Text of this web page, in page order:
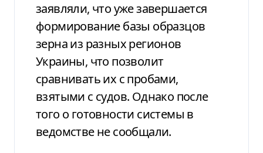
заявляли, что уже завершается
формирование базы образцов
зерна из разных регионов
Украины, что позволит
сравнивать их с пробами,
взятыми с судов. Однако после
того о готовности системы в
ведомстве не сообщали.